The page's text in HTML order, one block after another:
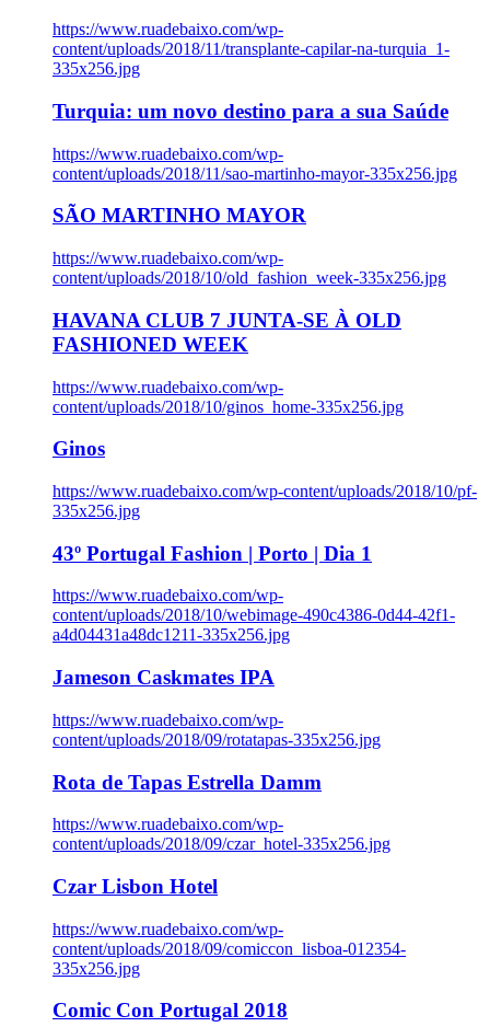
https://www.ruadebaixo.com/wp-
content/uploads/2018/11/transplante-capilar-na-turquia_1-
335x256.jpg
Turquia: um novo destino para a sua Saúde
https://www.ruadebaixo.com/wp-
content/uploads/2018/11/sao-martinho-mayor-335x256.jpg
SÃO MARTINHO MAYOR
https://www.ruadebaixo.com/wp-
content/uploads/2018/10/old_fashion_week-335x256.jpg
HAVANA CLUB 7 JUNTA-SE À OLD
FASHIONED WEEK
https://www.ruadebaixo.com/wp-
content/uploads/2018/10/ginos_home-335x256.jpg
Ginos
https://www.ruadebaixo.com/wp-content/uploads/2018/10/pf-
335x256.jpg
43º Portugal Fashion | Porto | Dia 1
https://www.ruadebaixo.com/wp-
content/uploads/2018/10/webimage-490c4386-0d44-42f1-
a4d04431a48dc1211-335x256.jpg
Jameson Caskmates IPA
https://www.ruadebaixo.com/wp-
content/uploads/2018/09/rotatapas-335x256.jpg
Rota de Tapas Estrella Damm
https://www.ruadebaixo.com/wp-
content/uploads/2018/09/czar_hotel-335x256.jpg
Czar Lisbon Hotel
https://www.ruadebaixo.com/wp-
content/uploads/2018/09/comiccon_lisboa-012354-
335x256.jpg
Comic Con Portugal 2018